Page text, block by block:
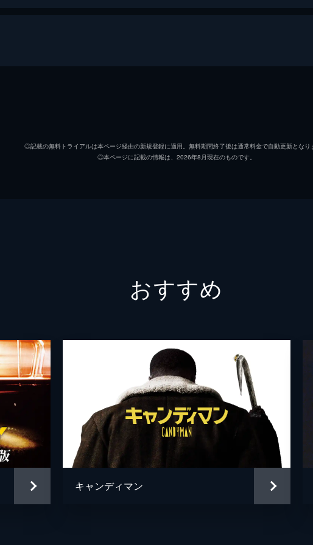
ミニー・カスタベット
チャ
アン
エリーズ エマ
グレイス ハン
ロマン
◎記載の無料トライアルは本ページ経由の新規登録に適用。無料期間終了後は通常料金で自動更新となり
◎本ページに記載の情報は、2026年8月現在のものです。
おすすめ
キャンディマン